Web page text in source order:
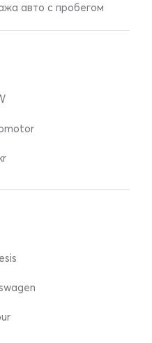
авто с пробегом